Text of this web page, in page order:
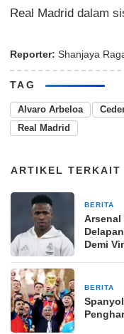
Real Madrid dalam
Reporter: Shanjaya
TAG
Alvaro Arbeloa
Real Madrid
ARTIKEL TERKAIT
BERITA
Arsenal
Demi
BERITA